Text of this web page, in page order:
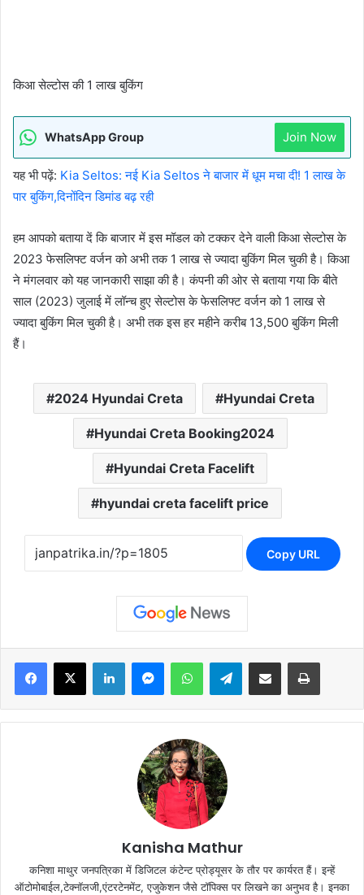
किआ सेल्टोस की 1 लाख बुकिंग
WhatsApp Group Join Now
यह भी पढ़ें: Kia Seltos: नई Kia Seltos ने बाजार में धूम मचा दी! 1 लाख के
पार बुकिंग,दिनोंदिन डिमांड बढ़ रही
हम आपको बताया दें कि बाजार में इस मॉडल को टक्कर देने वाली किआ सेल्टोस के
2023 फेसलिफ्ट वर्जन को अभी तक 1 लाख से ज्यादा बुकिंग मिल चुकी है। किआ
ने मंगलवार को यह जानकारी साझा की है। कंपनी की ओर से बताया गया कि बीते
साल (2023) जुलाई में लॉन्च हुए सेल्टोस के फेसलिफ्ट वर्जन को 1 लाख से
ज्यादा बुकिंग मिल चुकी है। अभी तक इस हर महीने करीब 13,500 बुकिंग मिली
हैं।
2024 Hyundai Creta Hyundai Creta
Hyundai Creta Booking2024
Hyundai Creta Facelift
hyundai creta facelift price
Copy URL
Facebook
X LinkedInMessengerWhatsAppTelegramShare via Email Print
Kanisha Mathur
कनिशा माथुर जनपत्रिका में डिजिटल कंटेन्ट प्रोड्यूसर के तौर पर कार्यरत हैं। इन्हें
ऑटोमोबाईल,टेक्नॉलजी,एंटरटेनमेंट, एजुकेशन जैसे टॉपिक्स पर लिखने का अनुभव है। इनका